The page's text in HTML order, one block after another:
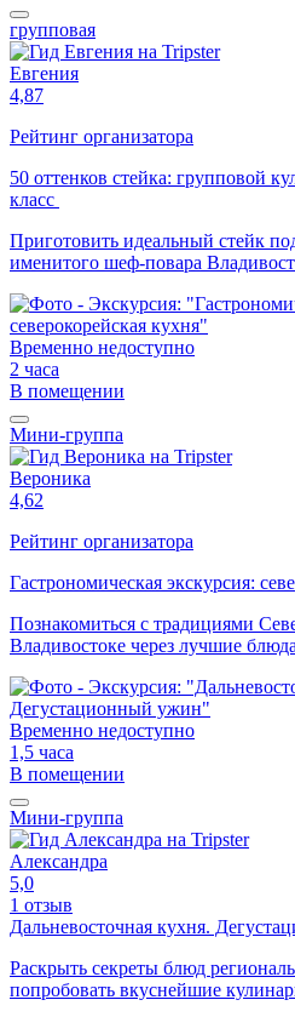
групповая
Евгения
4,87
Рейтинг организатора
50 оттенков стейка: групповой
класс
Приготовить идеальный стейк
именитого шеф-повара
Временно недоступно
2 часа
В помещении
Мини-группа
Вероника
4,62
Рейтинг организатора
Гастрономическая экскурсия:
Познакомиться с традициями
Владивостоке через лучшие
Временно недоступно
1,5 часа
В помещении
Мини-группа
Александра
5,0
1 отзыв
Дальневосточная кухня.
Раскрыть секреты блюд
попробовать вкуснейшие